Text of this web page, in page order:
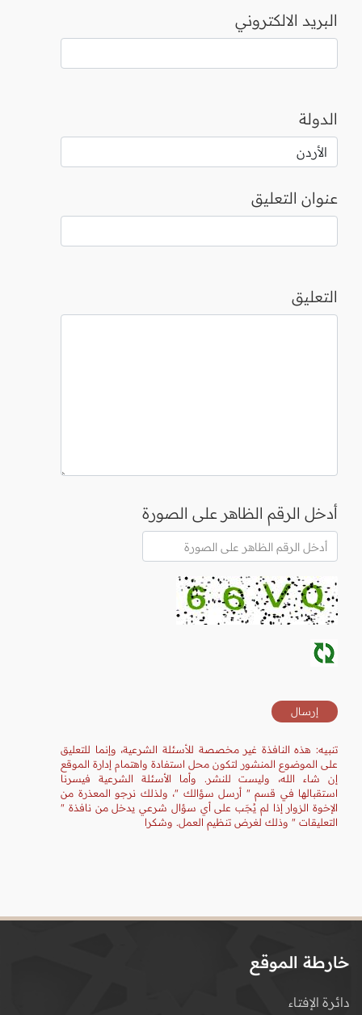
البريد الالكتروني
الدولة
عنوان التعليق
التعليق
أدخل الرقم الظاهر على الصورة
تنبيه: هذه النافذة غير مخصصة للأسئلة الشرعية، وإنما للتعليق
على الموضوع المنشور لتكون محل استفادة واهتمام إدارة الموقع
إن شاء الله، وليست للنشر. وأما الأسئلة الشرعية فيسرنا
استقبالها في قسم " أرسل سؤالك "، ولذلك نرجو المعذرة من
الإخوة الزوار إذا لم يُجَب على أي سؤال شرعي يدخل من نافذة "
التعليقات " وذلك لغرض تنظيم العمل. وشكرا
خارطة الموقع
دائرة الإفتاء